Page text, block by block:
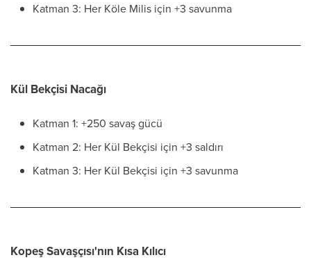
Katman 3: Her Köle Milis için +3 savunma
Kül Bekçisi Nacağı
Katman 1: +250 savaş gücü
Katman 2: Her Kül Bekçisi için +3 saldırı
Katman 3: Her Kül Bekçisi için +3 savunma
Kopeş Savaşçısı'nın Kısa Kılıcı